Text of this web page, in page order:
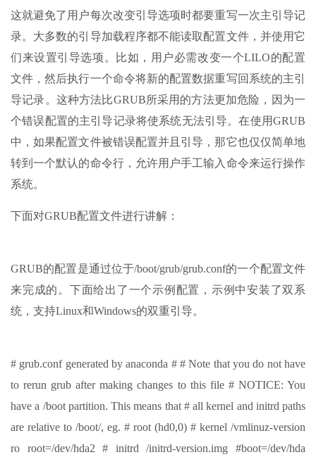
这就避免了用户每次改变引导选项时都要重写一次主引导记
录。大多数的引导加载程序都不能读取配置文件，并使用它
们来设置引导选项。比如，用户必需改变一个LILO的配置
文件，然后执行一个命令将新的配置数据重写回系统的主引
导记录。这种方法比GRUB所采用的方法更加危险，因为一
个错误配置的主引导记录将使系统无法引导。在使用GRUB
中，如果配置文件被错误配置并且引导，那它也仅仅简单地
转到一个默认的命令行，允许用户手工输入命令来运行操作
系统。
下面对GRUB配置文件进行讲解：
GRUB的配置是通过位于/boot/grub/grub.conf的一个配置文件
来完成的。下面给出了一个示例配置，示例中安装了双系
统，支持Linux和Windows的双重引导。
# grub.conf generated by anaconda # # Note that you do not have
to rerun grub after making changes to this file # NOTICE: You
have a /boot partition. This means that # all kernel and initrd paths
are relative to /boot/, eg. # root (hd0,0) # kernel /vmlinuz-version
ro root=/dev/hda2 # initrd /initrd-version.img #boot=/dev/hda